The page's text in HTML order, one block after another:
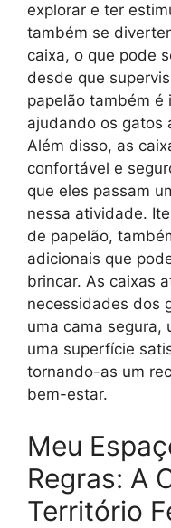
explorar e ter
também se
caixa, o que pode
desde que
papelão também é
ajudando os gatos
Além disso, as
confortável e
que eles passam
nessa atividade.
de papelão,
adicionais que
brincar. As caixas
necessidades dos
uma cama segura,
uma superfície
tornando-as um
bem-estar.
Meu
Regras: A
Território